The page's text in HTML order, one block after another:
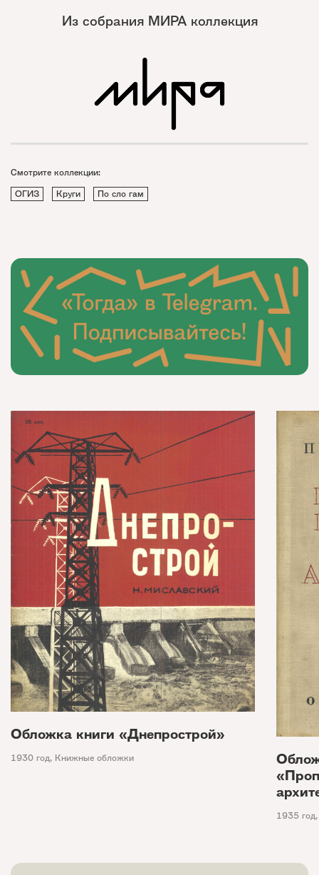
Из собрания МИРА коллекция
Смотрите коллекции:
ОГИЗ
Круги По сло гам
Обложка книги «Днепрострой»
1930 год, Книжные обложки
1935 год